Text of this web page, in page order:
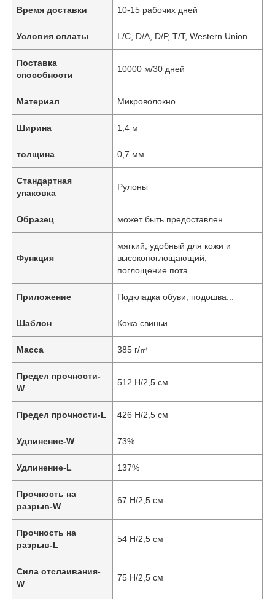
Время доставки 10-15 рабочих дней
Условия оплаты L/C, D/A, D/P, T/T, Western Union
Поставка
способности
10000 м/30 дней
Материал Микроволокно
Ширина 1,4 м
толщина 0,7 мм
Стандартная
упаковка
Рулоны
Образец может быть предоставлен
Функция
мягкий, удобный для кожи и
высокопоглощающий,
поглощение пота
Приложение Подкладка обуви, подошва...
Шаблон Кожа свиньи
Масса 385 г/㎡
Предел прочности-
W
512 Н/2,5 см
Предел прочности-L 426 Н/2,5 см
Удлинение-W 73%
Удлинение-L 137%
Прочность на
разрыв-W
67 Н/2,5 см
Прочность на
разрыв-L
54 Н/2,5 см
Сила отслаивания-
W
75 Н/2,5 см